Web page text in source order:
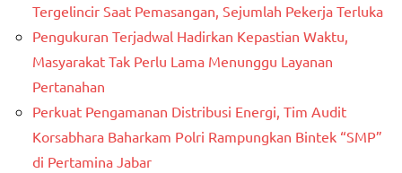
Tergelincir Saat Pemasangan, Sejumlah Pekerja Terluka
Pengukuran Terjadwal Hadirkan Kepastian Waktu,
Masyarakat Tak Perlu Lama Menunggu Layanan
Pertanahan
Perkuat Pengamanan Distribusi Energi, Tim Audit
Korsabhara Baharkam Polri Rampungkan Bintek “SMP”
di Pertamina Jabar